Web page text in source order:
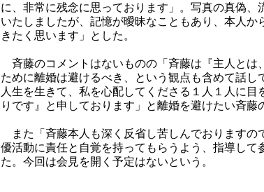
に、非常に残念に思っております」。写真の真偽、
いたしましたが、記憶が曖昧なこともあり、本人か
きたく思います」とした。
斉藤のコメントはないものの「斉藤は『主人とは
ために離婚は避けるべき、という観点も含めて話し
人生を生きて、私を心配してくださる１人１人に目
りです』と申しております」と離婚を避けたい斉藤
また「斉藤本人も深く反省し苦しんでおりますの
優活動に責任と自覚を持ってもらうよう、指導して
た。今回は会見を開く予定はないという。